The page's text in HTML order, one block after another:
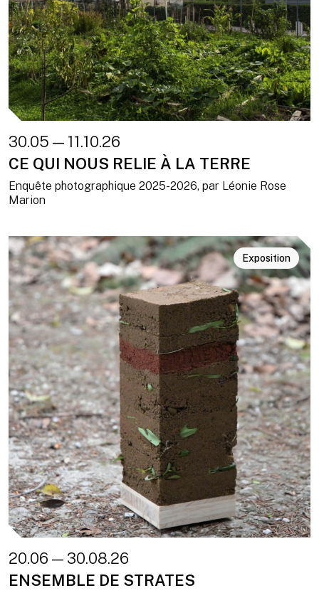
30.05 — 11.10.26
CE QUI NOUS RELIE À LA TERRE
Enquête photographique 2025-2026, par Léonie Rose
Marion
Exposition
20.06 — 30.08.26
ENSEMBLE DE STRATES